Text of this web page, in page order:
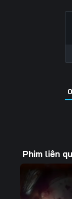
Tập 99
0
Phim liên